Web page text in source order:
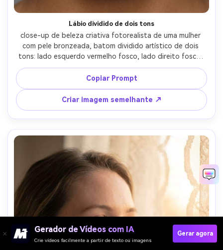
Lábio dividido de dois tons
close-up de beleza criativa fotorealista de uma mulher
com pele bronzeada, batom dividido artístico de dois
tons: lado esquerdo vermelho fosco, lado direito fosco,
navalha-afiado dividir para baixo o centro do lábio,
maquiagem mínima, fundo cinza de estúdio limpo,
iluminação estroboscópica, tirado em Nikon Z9 105mm
macro, molduras simétricas, foco ultra-afiado, olhar
conceito editorial-AR 4:5
Copiar Prompt
Criar imagem semelhante ↗
Gerador de Vídeos com IA
Crie vídeos facilmente a partir de texto ou imagens
Gerar agora